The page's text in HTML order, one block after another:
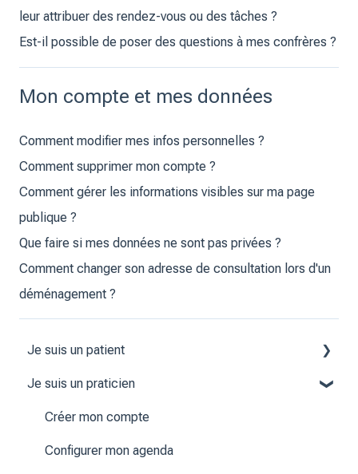
leur attribuer des rendez-vous ou des tâches ?
Est-il possible de poser des questions à mes confrères ?
Mon compte et mes données
Comment modifier mes infos personnelles ?
Comment supprimer mon compte ?
Comment gérer les informations visibles sur ma page
publique ?
Que faire si mes données ne sont pas privées ?
Comment changer son adresse de consultation lors d'un
déménagement ?
Je suis un patient
Créer mon compte
Prendre ou gérer un rendez-vous
Gérer mon compte
Je suis un praticien
Créer mon compte
Configurer mon agenda